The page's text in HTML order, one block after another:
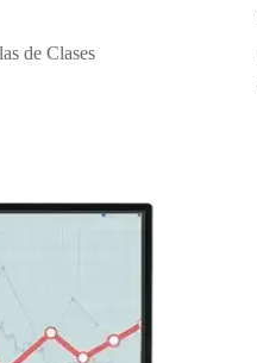
de Clases